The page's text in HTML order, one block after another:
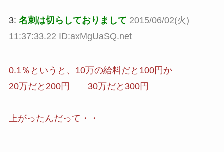
3: 名刺は切らしておりまして 2015/06/02(火)
11:37:33.22 ID:axMgUaSQ.net
0.1％というと、10万の給料だと100円か
20万だと200円 30万だと300円
上がったんだって・・